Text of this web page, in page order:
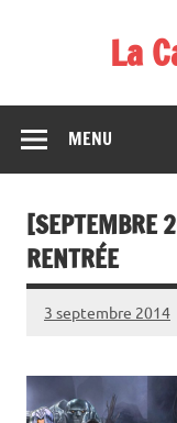
La
MENU
[SEPTEMBRE
RENTRÉE
3 septembre 2014